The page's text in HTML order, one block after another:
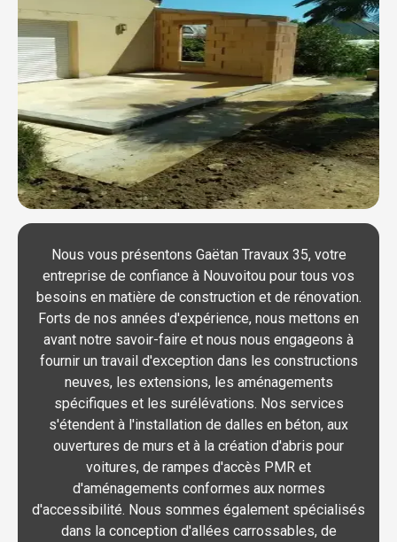
Nous vous présentons Gaëtan Travaux 35, votre
entreprise de confiance à Nouvoitou pour tous vos
besoins en matière de construction et de rénovation.
Forts de nos années d'expérience, nous mettons en
avant notre savoir-faire et nous nous engageons à
fournir un travail d'exception dans les constructions
neuves, les extensions, les aménagements
spécifiques et les surélévations. Nos services
s'étendent à l'installation de dalles en béton, aux
ouvertures de murs et à la création d'abris pour
voitures, de rampes d'accès PMR et
d'aménagements conformes aux normes
d'accessibilité. Nous sommes également spécialisés
dans la conception d'allées carrossables, de